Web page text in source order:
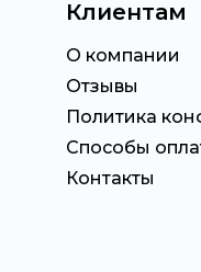
Клиентам
О компании
Отзывы
Политика
Способы
Контакты